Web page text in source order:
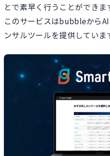
とで素早く行うことができま
このサービスはbubbleから
ンサルツールを提供していま